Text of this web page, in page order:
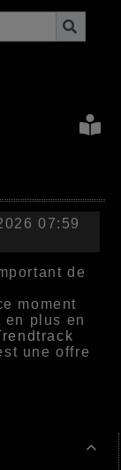

07:59
de
moment
en plus en
une offre